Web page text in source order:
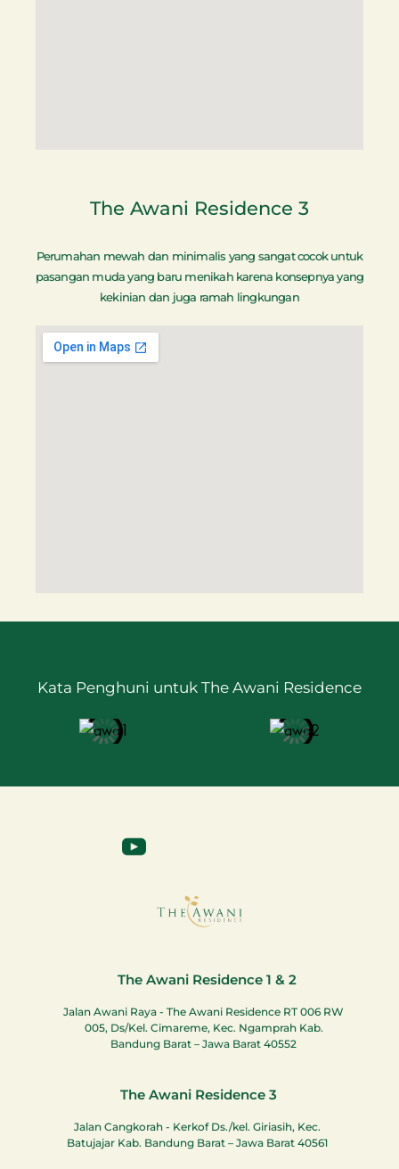
The Awani Residence 3
Perumahan mewah dan minimalis yang sangat cocok untuk
pasangan muda yang baru menikah karena konsepnya yang
kekinian dan juga ramah lingkungan
Kata Penghuni untuk The Awani Residence
The Awani Residence 1 & 2
Jalan Awani Raya - The Awani Residence RT 006 RW
005, Ds/Kel. Cimareme, Kec. Ngamprah Kab.
Bandung Barat – Jawa Barat 40552
The Awani Residence 3
Jalan Cangkorah - Kerkof Ds./kel. Giriasih, Kec.
Batujajar Kab. Bandung Barat – Jawa Barat 40561